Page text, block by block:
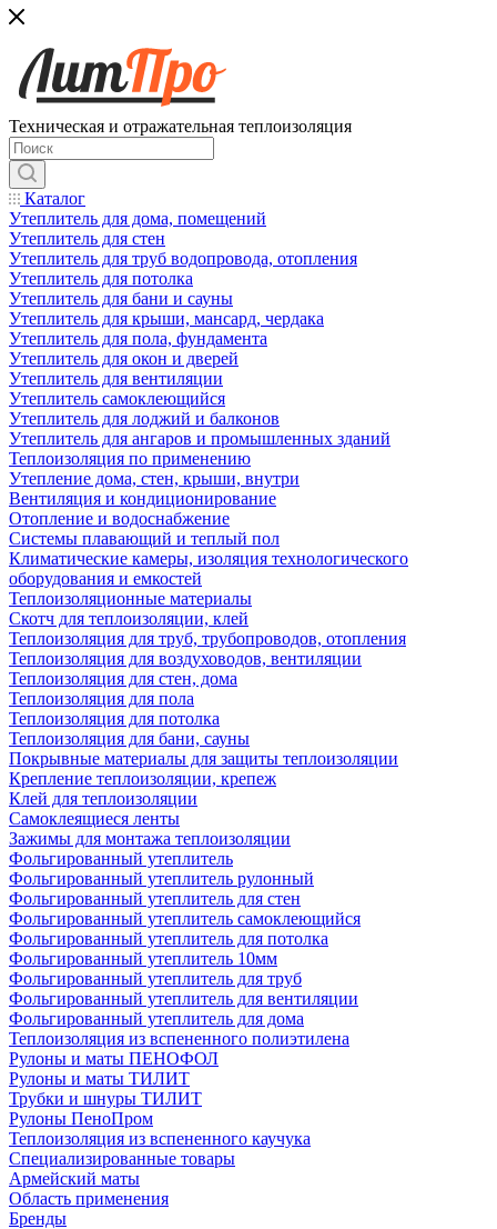
Техническая и отражательная теплоизоляция
Каталог
Утеплитель для дома, помещений
Утеплитель для стен
Утеплитель для труб водопровода, отопления
Утеплитель для потолка
Утеплитель для бани и сауны
Утеплитель для крыши, мансард, чердака
Утеплитель для пола, фундамента
Утеплитель для окон и дверей
Утеплитель для вентиляции
Утеплитель самоклеющийся
Утеплитель для лоджий и балконов
Утеплитель для ангаров и промышленных зданий
Теплоизоляция по применению
Утепление дома, стен, крыши, внутри
Вентиляция и кондиционирование
Отопление и водоснабжение
Системы плавающий и теплый пол
Климатические камеры, изоляция технологического
оборудования и емкостей
Теплоизоляционные материалы
Скотч для теплоизоляции, клей
Теплоизоляция для труб, трубопроводов, отопления
Теплоизоляция для воздуховодов, вентиляции
Теплоизоляция для стен, дома
Теплоизоляция для пола
Теплоизоляция для потолка
Теплоизоляция для бани, сауны
Покрывные материалы для защиты теплоизоляции
Крепление теплоизоляции, крепеж
Клей для теплоизоляции
Самоклеящиеся ленты
Зажимы для монтажа теплоизоляции
Фольгированный утеплитель
Фольгированный утеплитель рулонный
Фольгированный утеплитель для стен
Фольгированный утеплитель самоклеющийся
Фольгированный утеплитель для потолка
Фольгированный утеплитель 10мм
Фольгированный утеплитель для труб
Фольгированный утеплитель для вентиляции
Фольгированный утеплитель для дома
Теплоизоляция из вспененного полиэтилена
Рулоны и маты ПЕНОФОЛ
Рулоны и маты ТИЛИТ
Трубки и шнуры ТИЛИТ
Рулоны ПеноПром
Теплоизоляция из вспененного каучука
Специализированные товары
Армейский маты
Область применения
Бренды